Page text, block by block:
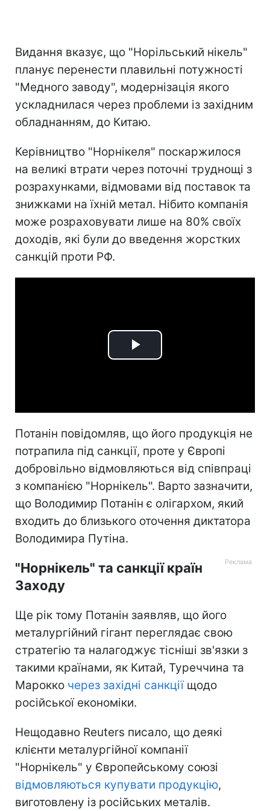
Видання вказує, що "Норільський нікель"
планує перенести плавильні потужності
"Медного заводу", модернізація якого
ускладнилася через проблеми із західним
обладнанням, до Китаю.
Керівництво "Норнікеля" поскаржилося
на великі втрати через поточні труднощі з
розрахунками, відмовами від поставок та
знижками на їхній метал. Нібито компанія
може розраховувати лише на 80% своїх
доходів, які були до введення жорстких
санкцій проти РФ.
Play
Потанін повідомляв, що його продукція не
потрапила під санкції, проте у Європі
добровільно відмовляються від співпраці
з компанією "Норнікель". Варто зазначити,
що Володимир Потанін є олігархом, який
входить до близького оточення диктатора
Володимира Путіна.
"Норнікель" та санкції країн
Заходу
Ще рік тому Потанін заявляв, що його
металургійний гігант переглядає свою
стратегію та налагоджує тісніші зв'язки з
такими країнами, як Китай, Туреччина та
Марокко через західні санкціїщодо
російської економіки.
Нещодавно Reuters писало, що деякі
клієнти металургійної компанії
"Норнікель" у Європейському союзі
відмовляються купувати продукцію,
виготовлену із російських металів.